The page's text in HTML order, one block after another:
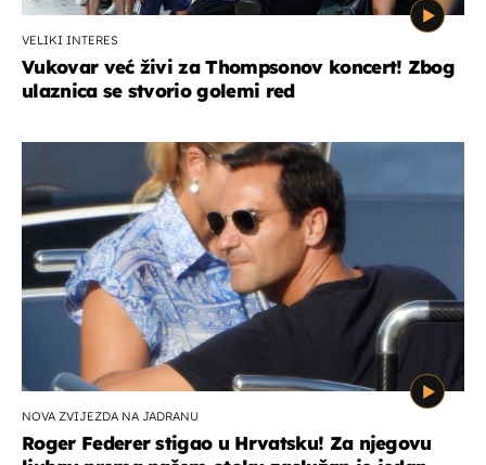
VELIKI INTERES
Vukovar već živi za Thompsonov koncert! Zbog
ulaznica se stvorio golemi red
NOVA ZVIJEZDA NA JADRANU
Roger Federer stigao u Hrvatsku! Za njegovu